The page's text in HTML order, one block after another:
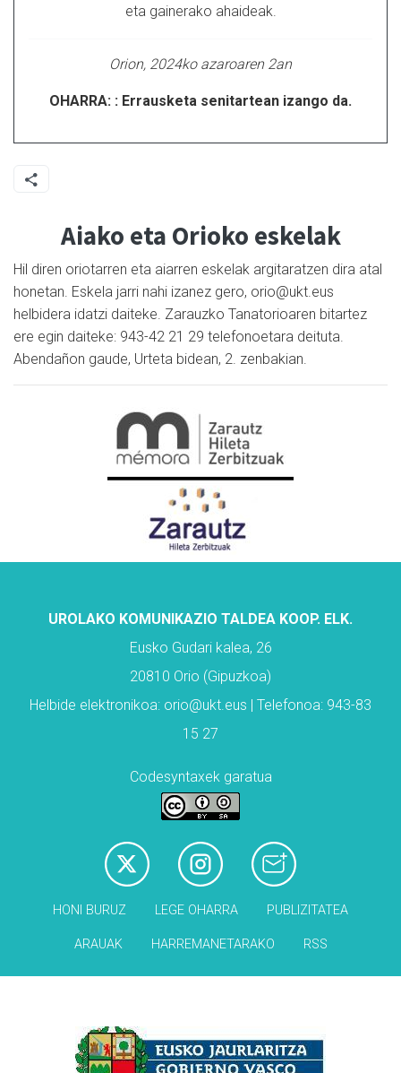
eta gainerako ahaideak.
Orion, 2024ko azaroaren 2an
OHARRA: : Errausketa senitartean izango da.
Aiako eta Orioko eskelak
Hil diren oriotarren eta aiarren eskelak argitaratzen dira atal
honetan. Eskela jarri nahi izanez gero, orio@ukt.eus
helbidera idatzi daiteke. Zarauzko Tanatorioaren bitartez
ere egin daiteke: 943-42 21 29 telefonoetara deituta.
Abendañon gaude, Urteta bidean, 2. zenbakian.
UROLAKO KOMUNIKAZIO TALDEA KOOP. ELK.
Eusko Gudari kalea, 26
20810 Orio (Gipuzkoa)
Helbide elektronikoa: orio@ukt.eus | Telefonoa: 943-83
15 27
Codesyntaxek garatua
HONI BURUZ LEGE OHARRA PUBLIZITATEA
ARAUAK HARREMANETARAKO RSS